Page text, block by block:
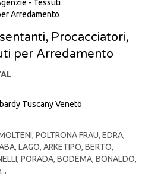
Procacciatori,
per Arredamento
TuscanyVeneto
POLTRONA FRAU, EDRA,
LAGO, ARKETIPO, BERTO,
PORADA, BODEMA, BONALDO,